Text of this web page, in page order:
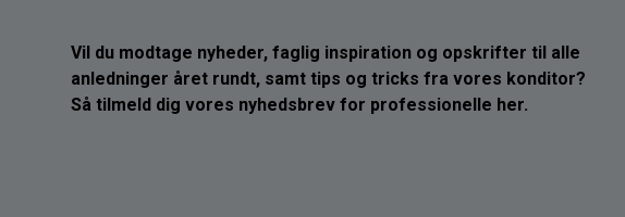
Vil du modtage nyheder, faglig inspiration og opskrifter til alle
anledninger året rundt, samt tips og tricks fra vores konditor?
Så tilmeld dig vores nyhedsbrev for professionelle her.